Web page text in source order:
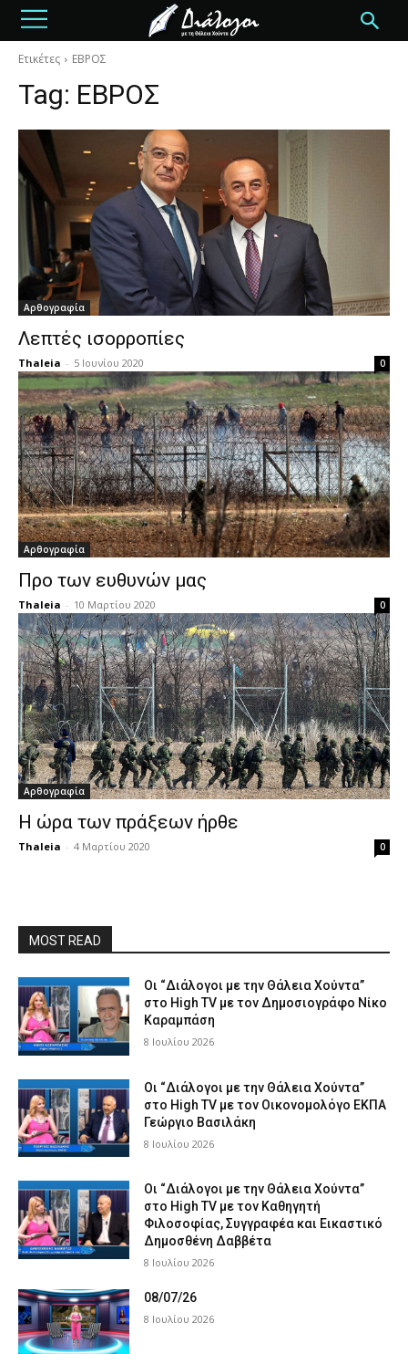
Ετικέτες ΕΒΡΟΣ
Tag: ΕΒΡΟΣ
Αρθογραφία
Λεπτές ισορροπίες
Thaleia - 5 Ιουνίου 2020 0
Αρθογραφία
Προ των ευθυνών μας
Thaleia - 10 Μαρτίου 2020 0
Αρθογραφία
Η ώρα των πράξεων ήρθε
Thaleia - 4 Μαρτίου 2020 0
MOST READ
Οι “Διάλογοι με την Θάλεια Χούντα”
στο High TV με τον Δημοσιογράφο Νίκο
Καραμπάση
8 Ιουλίου 2026
Οι “Διάλογοι με την Θάλεια Χούντα”
στο High TV με τον Οικονομολόγο ΕΚΠΑ
Γεώργιο Βασιλάκη
8 Ιουλίου 2026
Οι “Διάλογοι με την Θάλεια Χούντα”
στο High TV με τον Καθηγητή
Φιλοσοφίας, Συγγραφέα και Εικαστικό
Δημοσθένη Δαββέτα
8 Ιουλίου 2026
08/07/26
8 Ιουλίου 2026